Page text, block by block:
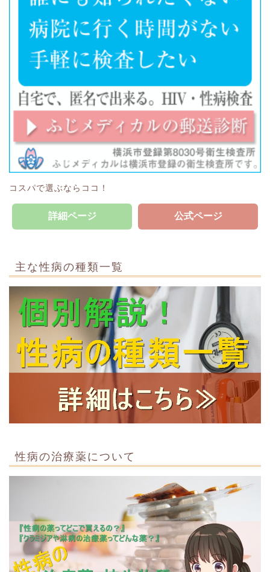
コスパで選ぶならココ！
詳細ページ 公式ページ
主な性病の種類一覧
性病の治療薬について